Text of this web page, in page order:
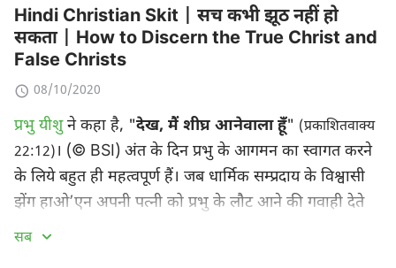
Hindi Christian Skit | सच कभी झूठ नहीं हो
सकता | How to Discern the True Christ and
False Christs
08/10/2020
प्रभु यीशुने कहा है, "देख, मैं शीघ्र आनेवाला हूँ" (प्रकाशितवाक्य
22:12) । (© BSI) अंत के दिन प्रभु के आगमन का स्वागत करने
के लिये बहुत ही महत्वपूर्ण हैं। जब धार्मिक सम्प्रदाय के विश्वासी
झेंग हाओ’एन अपनी पत्नी को प्रभु के लौट आने की गवाही देते
सुनता है, तो वह खोज और जाँच-पड़ताल करना चाहता है।
सब